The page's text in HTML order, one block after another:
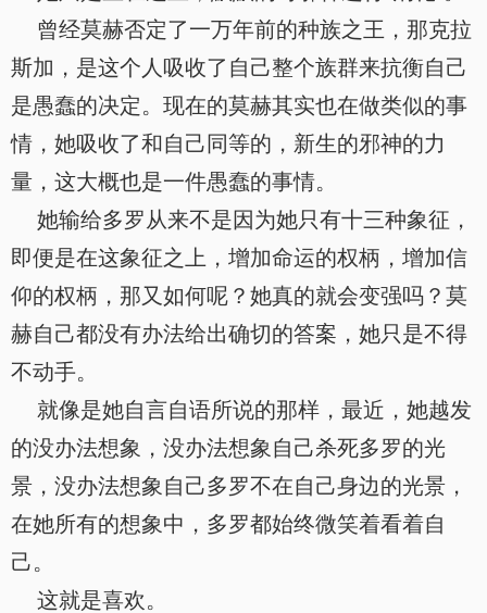
曾经莫赫否定了一万年前的种族之王，那克拉
斯加，是这个人吸收了自己整个族群来抗衡自己
是愚蠢的决定。现在的莫赫其实也在做类似的事
情，她吸收了和自己同等的，新生的邪神的力
量，这大概也是一件愚蠢的事情。
她输给多罗从来不是因为她只有十三种象征，
即便是在这象征之上，增加命运的权柄，增加信
仰的权柄，那又如何呢？她真的就会变强吗？莫
赫自己都没有办法给出确切的答案，她只是不得
不动手。
就像是她自言自语所说的那样，最近，她越发
的没办法想象，没办法想象自己杀死多罗的光
景，没办法想象自己多罗不在自己身边的光景，
在她所有的想象中，多罗都始终微笑着看着自
己。
这就是喜欢。